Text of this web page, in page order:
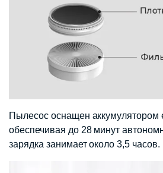
Пылесос оснащен аккумулятором
обеспечивая до 28 минут
зарядка занимает около 3,5 часов.